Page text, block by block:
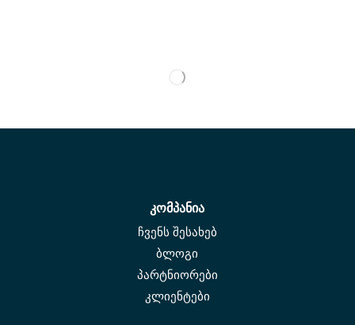
კომპანია
ჩვენს შესახებ
ბლოგი
პარტნიორები
კლიენტები